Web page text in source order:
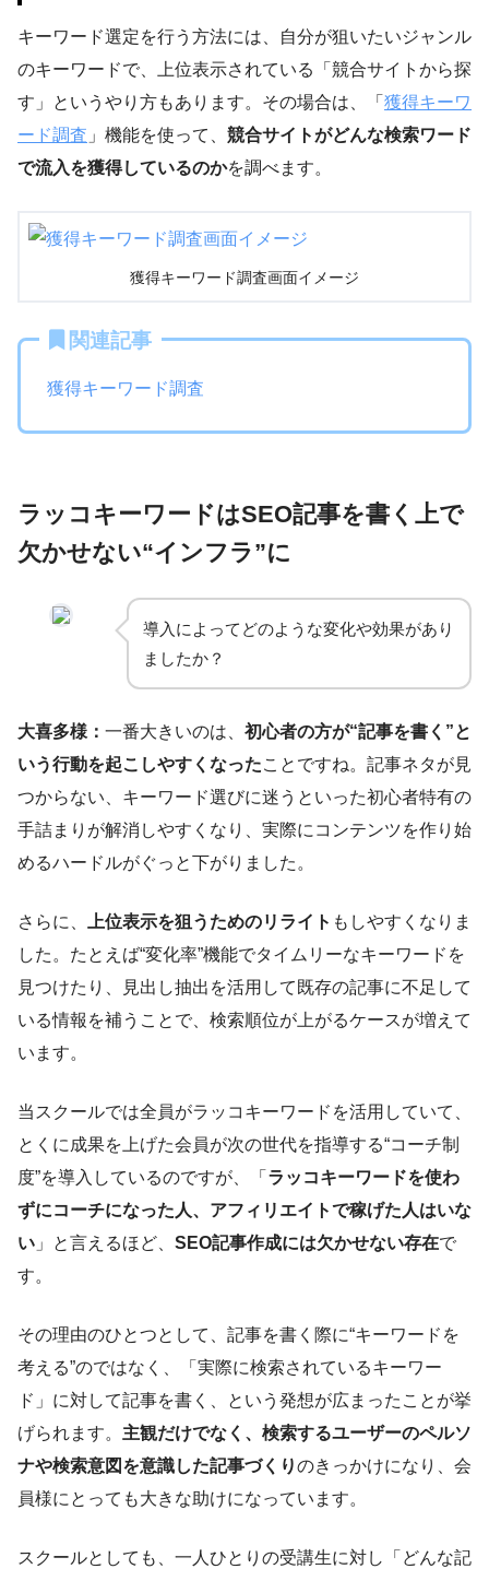
キーワード選定を行う方法には、自分が狙いたいジャンル
のキーワードで、上位表示されている「競合サイトから探
す」というやり方もあります。その場合は、「 獲得キーワ
ード調査 」機能を使って、 競合サイトがどんな検索ワード
で流入を獲得しているのかを調べます。
獲得キーワード調査画面イメージ
関連記事
獲得キーワード調査
ラッコキーワードはSEO記事を書く上で
欠かせない“インフラ”に
導入によってどのような変化や効果があり
ましたか？
大喜多様： 一番大きいのは、 初心者の方が“記事を書く”と
いう行動を起こしやすくなったことですね。記事ネタが見
つからない、キーワード選びに迷うといった初心者特有の
手詰まりが解消しやすくなり、実際にコンテンツを作り始
めるハードルがぐっと下がりました。
さらに、 上位表示を狙うためのリライト もしやすくなりま
した。たとえば“変化率”機能でタイムリーなキーワードを
見つけたり、見出し抽出を活用して既存の記事に不足して
いる情報を補うことで、検索順位が上がるケースが増えて
います。
当スクールでは全員がラッコキーワードを活用していて、
とくに成果を上げた会員が次の世代を指導する“コーチ制
度”を導入しているのですが、「 ラッコキーワードを使わ
ずにコーチになった人、アフィリエイトで稼げた人はいな
い 」と言えるほど、 SEO記事作成には欠かせない存在で
す。
その理由のひとつとして、記事を書く際に“キーワードを
考える”のではなく、「実際に検索されているキーワー
ド」に対して記事を書く、という発想が広まったことが挙
げられます。 主観だけでなく、検索するユーザーのペルソ
ナや検索意図を意識した記事づくりのきっかけになり、会
員様にとっても大きな助けになっています。
スクールとしても、一人ひとりの受講生に対し「どんな記